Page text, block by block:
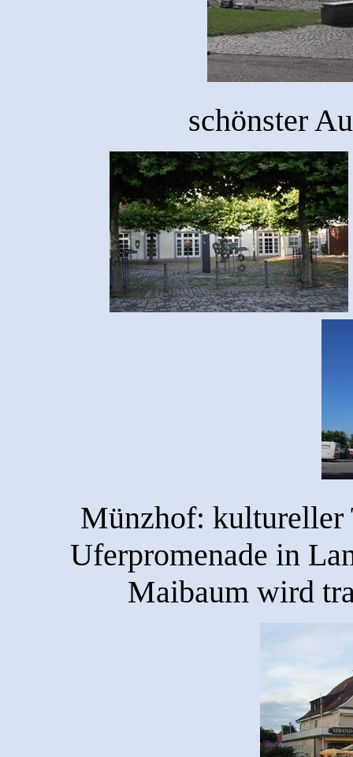
schönster
Münzhof: kultureller
Uferpromenade in
Maibaum wird